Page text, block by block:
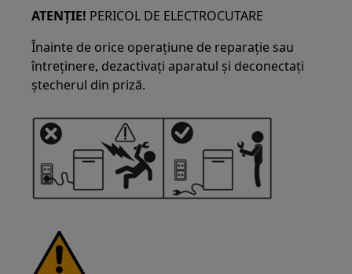
ATENȚIE! PERICOL DE ELECTROCUTARE
Înainte de orice operațiune de reparație sau
întreținere, dezactivați aparatul și deconectați
ștecherul din priză.